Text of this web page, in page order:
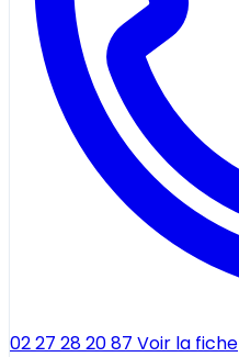
02 27 28 20 87 Voir la fiche